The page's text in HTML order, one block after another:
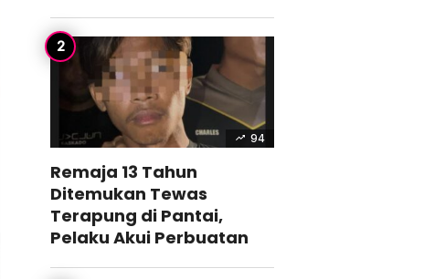
94
Remaja 13 Tahun
Ditemukan Tewas
Terapung di Pantai,
Pelaku Akui Perbuatan